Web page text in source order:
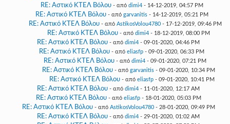
RE: Αστικό ΚΤΕΛ Βόλου - από dimi4- 14-12-2019, 04:57 PM
RE: Αστικό ΚΤΕΛ Βόλου - από garvanitis- 14-12-2019, 05:21 PM
RE: Αστικό ΚΤΕΛ Βόλου - από AstikosVolou4780- 17-12-2019, 09:46 PM
RE: Αστικό ΚΤΕΛ Βόλου - από dimi4- 18-12-2019, 08:00 PM
RE: Αστικό ΚΤΕΛ Βόλου - από dimi4 - 09-01-2020, 04:46 PM
RE: Αστικό ΚΤΕΛ Βόλου - από eliasfp - 09-01-2020, 06:33 PM
RE: Αστικό ΚΤΕΛ Βόλου - από dimi4 - 09-01-2020, 07:21 PM
RE: Αστικό ΚΤΕΛ Βόλου - από garvanitis- 09-01-2020, 10:34 PM
RE: Αστικό ΚΤΕΛ Βόλου - από eliasfp- 09-01-2020, 10:41 PM
RE: Αστικό ΚΤΕΛ Βόλου - από dimi4 - 11-01-2020, 12:17 AM
RE: Αστικό ΚΤΕΛ Βόλου - από eliasfp- 18-01-2020, 05:03 PM
RE: Αστικό ΚΤΕΛ Βόλου - από AstikosVolou4780- 28-01-2020, 09:49 PM
RE: Αστικό ΚΤΕΛ Βόλου - από dimi4 - 29-01-2020, 01:02 AM